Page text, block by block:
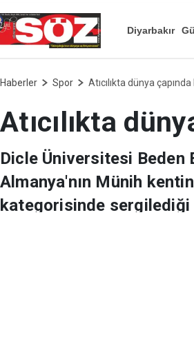
Haberler Atıcılıkta dünya çapında
Atıcılıkta
Dicle Üniversitesi Beden